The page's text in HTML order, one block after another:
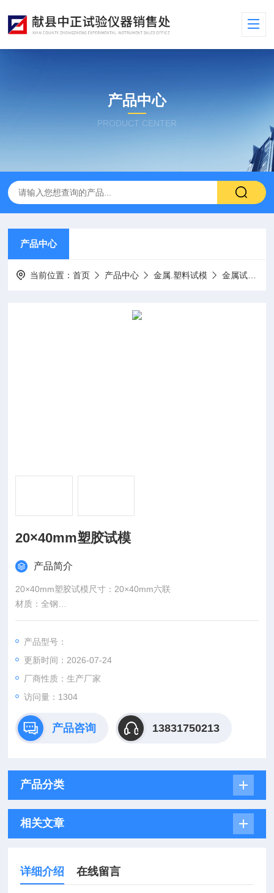
产品中心
PRODUCT CENTER
产品中心
当前位置：首页 产品中心 金属.塑料试模 金属试模
20×40mm塑胶试模
产品简介
20×40mm塑胶试模尺寸：20×40mm六联
材质：全钢
尺寸：20×40mm六联
产品型号：
更新时间：2026-07-24
厂商性质：生产厂家
访问量：1304
产品咨询 13831750213
产品分类
相关文章
详细介绍 在线留言